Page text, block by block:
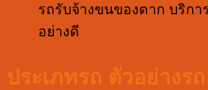
รถรับจ้างขนของตาก บริก
อย่างดี
ประเภทรถ ตัวอย่างร